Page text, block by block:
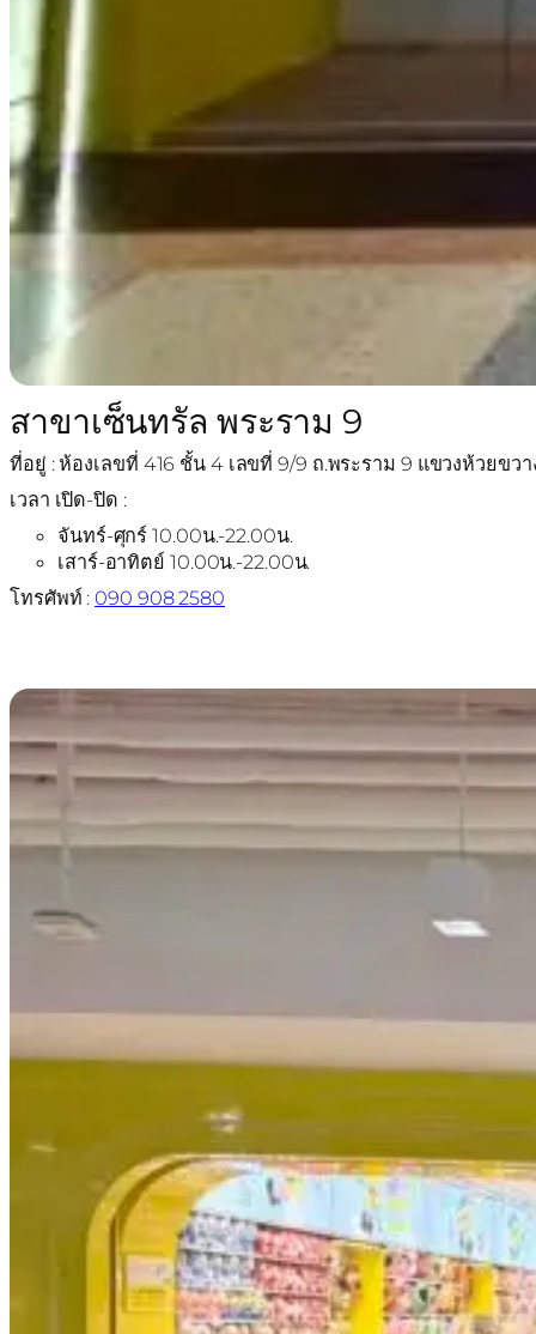
สาขาเซ็นทรัล พระราม 9
ที่อยู่ : ห้องเลขที่ 416 ชั้น 4 เลขที่ 9/9 ถ.พระราม 9 แขวงห้วยขว
เวลา เปิด-ปิด :
จันทร์-ศุกร์ 10.00น.-22.00น.
เสาร์-อาทิตย์ 10.00น.-22.00น.
โทรศัพท์ : 090 908 2580